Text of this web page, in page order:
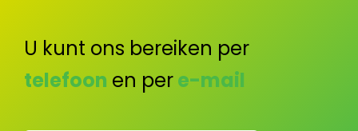
U kunt ons bereiken per
telefoon en pere-mail